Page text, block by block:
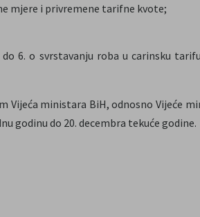
mjere i privremene tarifne kvote;
6. o svrstavanju roba u carinsku
Vijeća ministara BiH, odnosno Vijeće
godinu do 20. decembra tekuće godine.